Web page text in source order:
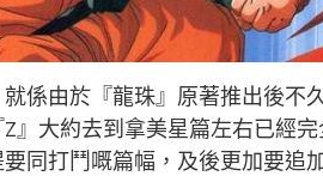
係由於『龍珠』原著推出後不
』大約去到拿美星篇左右已經
同打鬥嘅篇幅，及後更加要追